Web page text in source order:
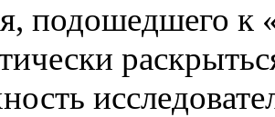
подошедшего к